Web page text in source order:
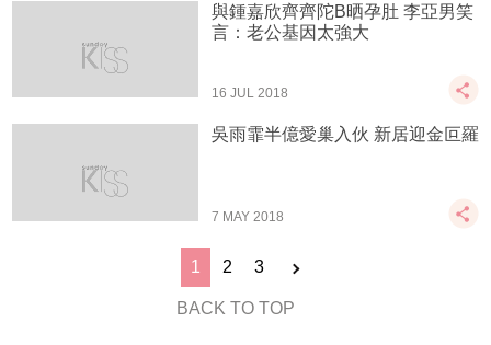
與鍾嘉欣齊齊陀B晒孕肚 李亞男笑
言：老公基因太強大
16 JUL 2018
吳雨霏半億愛巢入伙 新居迎金叵羅
7 MAY 2018
1 2 3
BACK TO TOP